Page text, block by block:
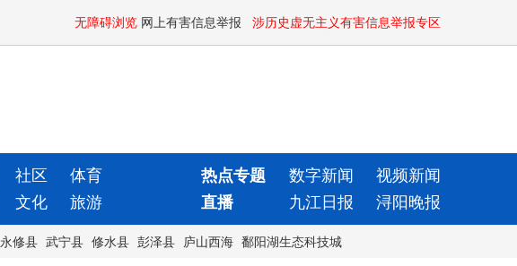
无障碍浏览 网上有害信息举报 涉历史虚无主义有害信息举报专区
社区 体育 热点专题 数字新闻
视频新闻
文化 旅游 直播 九江日报 浔阳晚报
永修县 武宁县 修水县 彭泽县 庐山西海 鄱阳湖生态科技城